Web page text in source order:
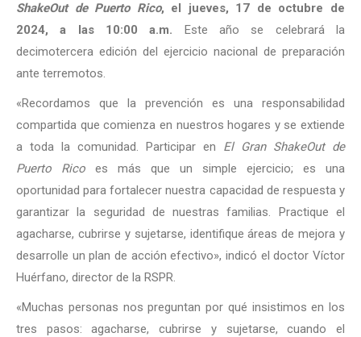
ShakeOut de Puerto Rico, el jueves, 17 de octubre de
2024, a las 10:00 a.m. Este año se celebrará la
decimotercera edición del ejercicio nacional de preparación
ante terremotos.
«Recordamos que la prevención es una responsabilidad
compartida que comienza en nuestros hogares y se extiende
a toda la comunidad. Participar en El Gran ShakeOut de
Puerto Rico es más que un simple ejercicio; es una
oportunidad para fortalecer nuestra capacidad de respuesta y
garantizar la seguridad de nuestras familias. Practique el
agacharse, cubrirse y sujetarse, identifique áreas de mejora y
desarrolle un plan de acción efectivo», indicó el doctor Víctor
Huérfano, director de la RSPR.
«Muchas personas nos preguntan por qué insistimos en los
tres pasos: agacharse, cubrirse y sujetarse, cuando el